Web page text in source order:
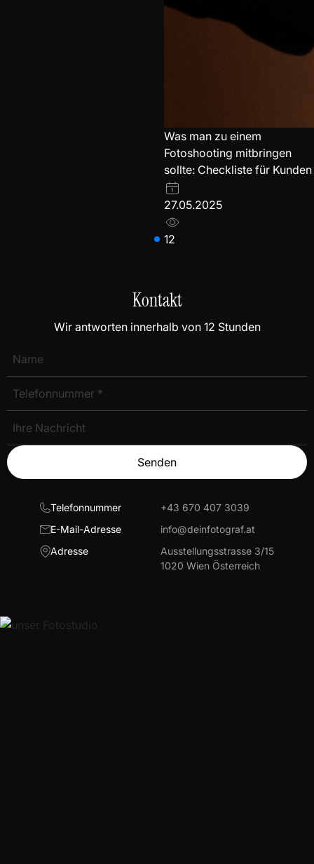
Was man zu einem
Fotoshooting mitbringen
sollte: Checkliste für Kunden
27.05.2025
12
Kontakt
Wir antworten innerhalb von 12 Stunden
Senden
Telefonnummer
+43 670 407 3039
E-Mail-Adresse
info@deinfotograf.at
Adresse
Ausstellungsstrasse 3/15
1020 Wien Österreich